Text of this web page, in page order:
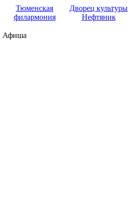
Тюменская
филармония
Дворец культуры
Нефтяник
Афиша